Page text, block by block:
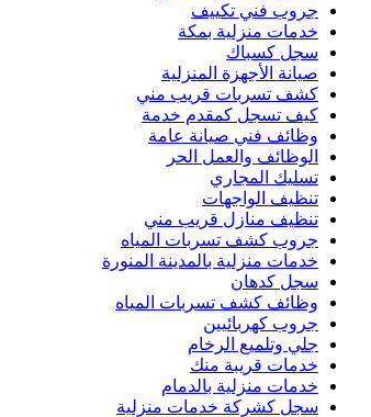
جروب فني تكييف
خدمات منزلية بمكة
سجل كسباك
صيانة الأجهزة المنزلية
كشف تسربات قريب مني
كيف تسجل كمقدم خدمة
وظائف فني صيانة عامة
الوظائف والعمل الحر
تسليك المجاري
تنظيف الواجهات
تنظيف منازل قريب مني
جروب كشف تسربات المياه
خدمات منزلية بالمدينة المنورة
سجل كدهان
وظائف كشف تسربات المياه
جروب كهربائيين
جلي وتلميع الرخام
خدمات قريبة منك
خدمات منزلية بالدمام
سجل كشركة خدمات منزلية